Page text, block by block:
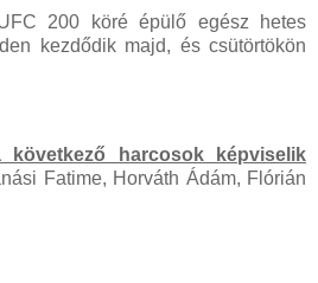
200 köré épülő egész hetes
kezdődik majd, és csütörtökön
harcosok képviselik
Fatime, Horváth Ádám, Flórián